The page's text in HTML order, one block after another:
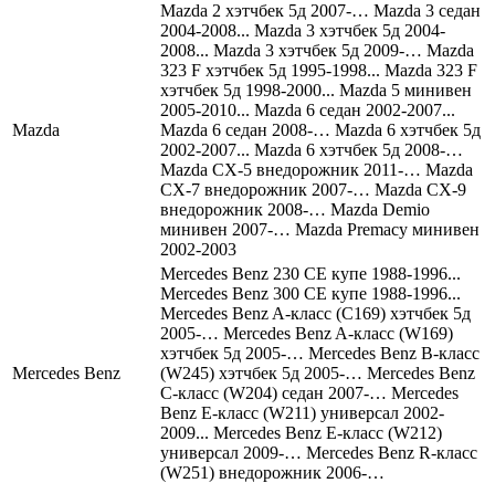
Mazda
Mazda 2 хэтчбек 5д 2007-… Mazda 3 седан
2004-2008... Mazda 3 хэтчбек 5д 2004-
2008... Mazda 3 хэтчбек 5д 2009-… Mazda
323 F хэтчбек 5д 1995-1998... Mazda 323 F
хэтчбек 5д 1998-2000... Mazda 5 минивен
2005-2010... Mazda 6 седан 2002-2007...
Mazda 6 седан 2008-… Mazda 6 хэтчбек 5д
2002-2007... Mazda 6 хэтчбек 5д 2008-…
Mazda CX-5 внедорожник 2011-… Mazda
CX-7 внедорожник 2007-… Mazda CX-9
внедорожник 2008-… Mazda Demio
минивен 2007-… Mazda Premacy минивен
2002-2003
Mercedes Benz
Mercedes Benz 230 CE купе 1988-1996...
Mercedes Benz 300 CE купе 1988-1996...
Mercedes Benz A-класс (C169) хэтчбек 5д
2005-… Mercedes Benz A-класс (W169)
хэтчбек 5д 2005-… Mercedes Benz B-класс
(W245) хэтчбек 5д 2005-… Mercedes Benz
C-класс (W204) седан 2007-… Mercedes
Benz E-класс (W211) универсал 2002-
2009... Mercedes Benz E-класс (W212)
универсал 2009-… Mercedes Benz R-класс
(W251) внедорожник 2006-…